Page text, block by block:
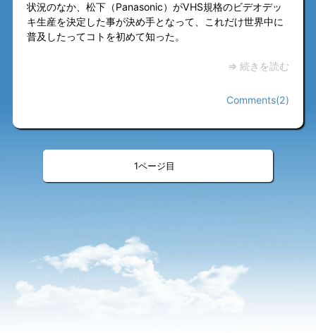
状況のなか、松下（Panasonic）がVHS規格のビデオデッ
キ生産を決定した事が決め手となって、これだけ世界中に
普及したってコトを初めて知った。
⇒ 続きを読む
Comments(2)
1